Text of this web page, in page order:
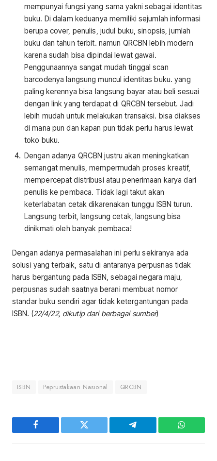
mempunyai fungsi yang sama yakni sebagai identitas
buku. Di dalam keduanya memiliki sejumlah informasi
berupa cover, penulis, judul buku, sinopsis, jumlah
buku dan tahun terbit. namun QRCBN lebih modern
karena sudah bisa dipindai lewat gawai.
Penggunaannya sangat mudah tinggal scan
barcodenya langsung muncul identitas buku. yang
paling kerennya bisa langsung bayar atau beli sesuai
dengan link yang terdapat di QRCBN tersebut. Jadi
lebih mudah untuk melakukan transaksi. bisa diakses
di mana pun dan kapan pun tidak perlu harus lewat
toko buku.
Dengan adanya QRCBN justru akan meningkatkan
semangat menulis, mempermudah proses kreatif,
mempercepat distribusi atau penerimaan karya dari
penulis ke pembaca. Tidak lagi takut akan
keterlabatan cetak dikarenakan tunggu ISBN turun.
Langsung terbit, langsung cetak, langsung bisa
dinikmati oleh banyak pembaca!
Dengan adanya permasalahan ini perlu sekiranya ada
solusi yang terbaik, satu di antaranya perpusnas tidak
harus bergantung pada ISBN, sebagai negara maju,
perpusnas sudah saatnya berani membuat nomor
standar buku sendiri agar tidak ketergantungan pada
ISBN. (22/4/22, dikutip dari berbagai sumber)
ISBN Peprustakaan Nasional QRCBN
Facebook Twitter Telegram